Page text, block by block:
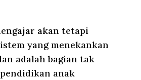
akan tetapi
yang menekankan
adalah bagian tak
anak